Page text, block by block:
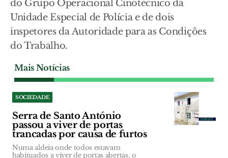
do Grupo Operacional Cinotécnico da
Unidade Especial de Polícia e de dois
inspetores da Autoridade para as Condições
do Trabalho.
Mais Notícias
SOCIEDADE
Serra de Santo António
passou a viver de portas
trancadas por causa de furtos
Numa aldeia onde todos estavam
habituados a viver de portas abertas, o